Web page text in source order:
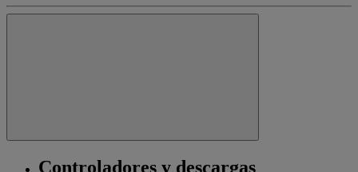
Controladores y descargas